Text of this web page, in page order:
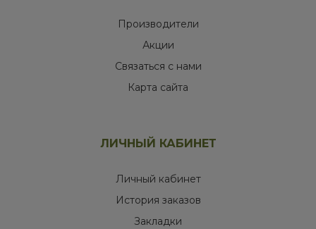
Производители
Акции
Связаться с нами
Карта сайта
ЛИЧНЫЙ КАБИНЕТ
Личный кабинет
История заказов
Закладки